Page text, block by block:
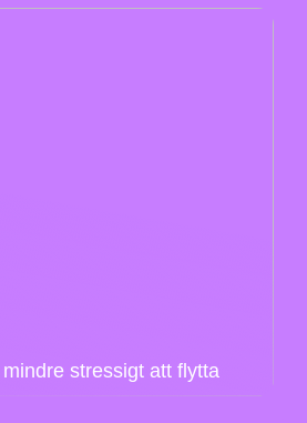
stressigt att flytta